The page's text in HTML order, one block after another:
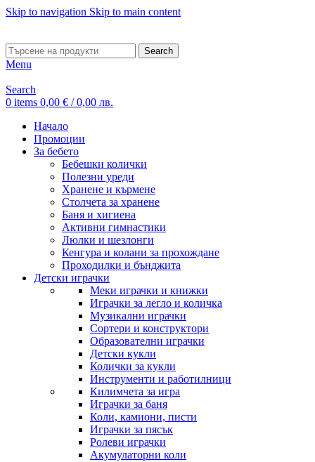
Skip to navigation Skip to main content
Search
Menu
Search
0 items 0,00 € / 0,00 лв.
Начало
Промоции
За бебето
Бебешки колички
Полезни уреди
Хранене и кърмене
Столчета за хранене
Баня и хигиена
Активни гимнастики
Люлки и шезлонги
Кенгура и колани за прохождане
Проходилки и бънджита
Детски играчки
Меки играчки и книжки
Играчки за легло и количка
Музикални играчки
Сортери и конструктори
Образователни играчки
Детски кукли
Колички за кукли
Инструменти и работилници
Килимчета за игра
Играчки за баня
Коли, камиони, писти
Играчки за пясък
Ролеви играчки
Акумулаторни коли